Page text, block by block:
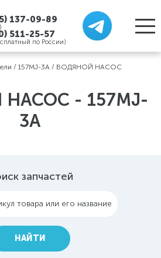
137-09-89
511-25-57
по России)
/ 157MJ-3A / ВОДЯНОЙ НАСОС
- 157MJ-
3A
запчастей
товара или его название
НАЙТИ